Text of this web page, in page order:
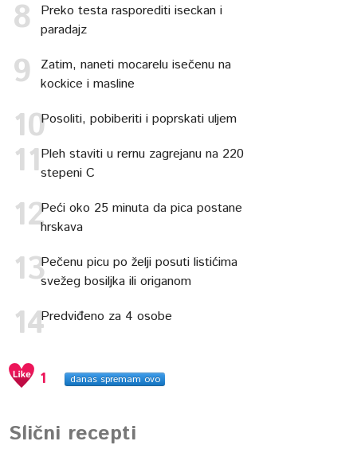
Preko testa rasporediti iseckan i
paradajz
Zatim, naneti mocarelu isečenu na
kockice i masline
Posoliti, pobiberiti i poprskati uljem
Pleh staviti u rernu zagrejanu na 220
stepeni C
Peći oko 25 minuta da pica postane
hrskava
Pečenu picu po želji posuti listićima
svežeg bosiljka ili origanom
Predviđeno za 4 osobe
1 danas spremam ovo
Slični recepti